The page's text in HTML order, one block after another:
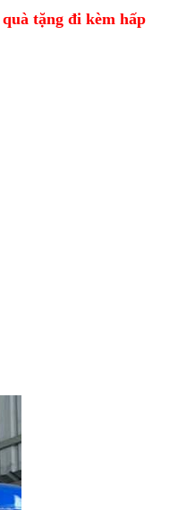
tặng đi kèm hấp